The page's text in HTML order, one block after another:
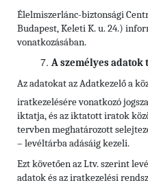
Élelmiszerlánc-biztonsági
Budapest, Keleti K. u. 24.)
vonatkozásában.
A személyes
Az adatokat az Adatkezelő a
iratkezelésére vonatkozó
iktatja, és az iktatott iratok
tervben meghatározott
– levéltárba adásáig kezeli.
Ezt követően az Ltv. szerint
adatok és az iratkezelési